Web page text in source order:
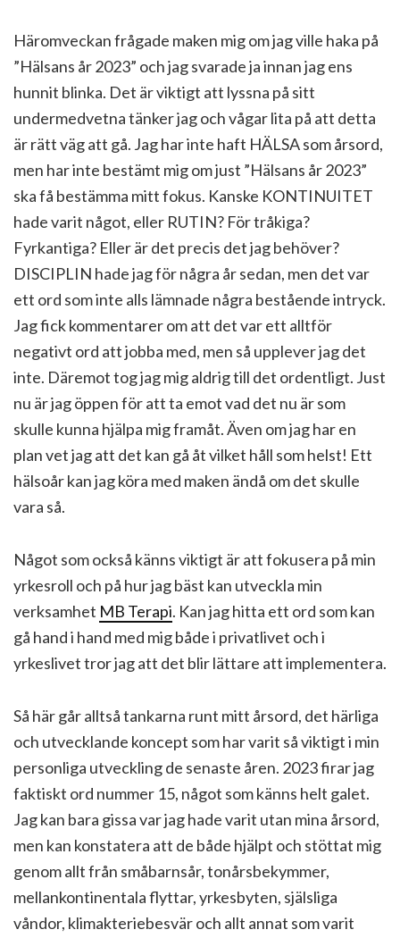
Häromveckan frågade maken mig om jag ville haka på
”Hälsans år 2023” och jag svarade ja innan jag ens
hunnit blinka. Det är viktigt att lyssna på sitt
undermedvetna tänker jag och vågar lita på att detta
är rätt väg att gå. Jag har inte haft HÄLSA som årsord,
men har inte bestämt mig om just ”Hälsans år 2023”
ska få bestämma mitt fokus. Kanske KONTINUITET
hade varit något, eller RUTIN? För tråkiga?
Fyrkantiga? Eller är det precis det jag behöver?
DISCIPLIN hade jag för några år sedan, men det var
ett ord som inte alls lämnade några bestående intryck.
Jag fick kommentarer om att det var ett alltför
negativt ord att jobba med, men så upplever jag det
inte. Däremot tog jag mig aldrig till det ordentligt. Just
nu är jag öppen för att ta emot vad det nu är som
skulle kunna hjälpa mig framåt. Även om jag har en
plan vet jag att det kan gå åt vilket håll som helst! Ett
hälsoår kan jag köra med maken ändå om det skulle
vara så.
Något som också känns viktigt är att fokusera på min
yrkesroll och på hur jag bäst kan utveckla min
verksamhet MB Terapi. Kan jag hitta ett ord som kan
gå hand i hand med mig både i privatlivet och i
yrkeslivet tror jag att det blir lättare att implementera.
Så här går alltså tankarna runt mitt årsord, det härliga
och utvecklande koncept som har varit så viktigt i min
personliga utveckling de senaste åren. 2023 firar jag
faktiskt ord nummer 15, något som känns helt galet.
Jag kan bara gissa var jag hade varit utan mina årsord,
men kan konstatera att de både hjälpt och stöttat mig
genom allt från småbarnsår, tonårsbekymmer,
mellankontinentala flyttar, yrkesbyten, själsliga
våndor, klimakteriebesvär och allt annat som varit